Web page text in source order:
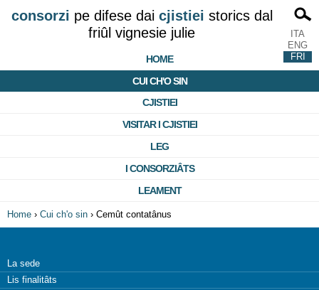
consorzi pe difese dai cjistiei storics dal
friûl vignesie julie
HOME
CUI CH'O SIN
CJISTIEI
VISITAR I CJISTIEI
LEG
I CONSORZIÂTS
LEAMENT
ITA
ENG
FRI
Home › Cui ch'o sin › Cemût contatânus
La sede
Lis finalitâts